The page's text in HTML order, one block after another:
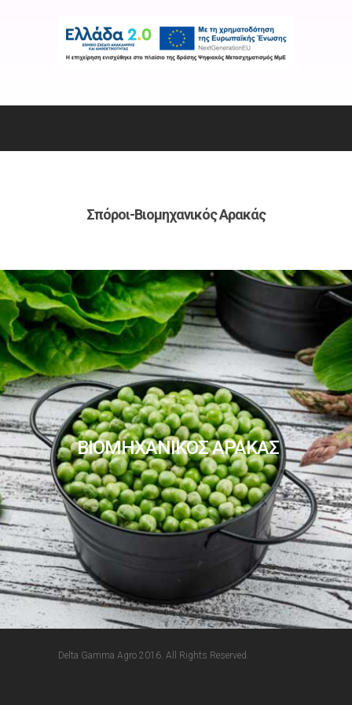
Σπόροι-Bιομηχανικός Αρακάς
ΒΙΟΜΗΧΑΝΙΚΟΣ ΑΡΑΚΑΣ
Delta Gamma Agro 2016. All Rights Reserved.